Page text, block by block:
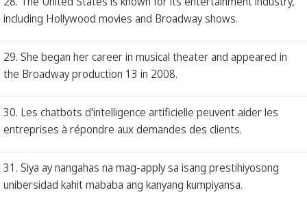
including Hollywood movies and Broadway shows.
29. She began her career in musical theater and appeared in
the Broadway production 13 in 2008.
30. Les chatbots d'intelligence artificielle peuvent aider les
entreprises à répondre aux demandes des clients.
31. Siya ay nangahas na mag-apply sa isang prestihiyosong
unibersidad kahit mababa ang kanyang kumpiyansa.